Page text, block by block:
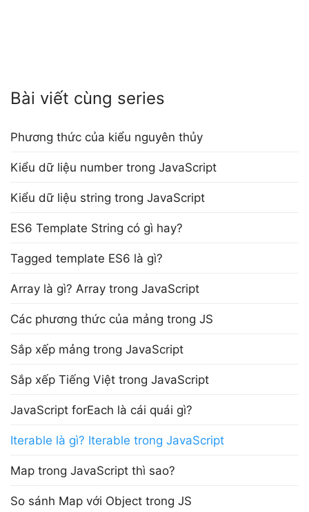
Bài viết cùng series
Phương thức của kiểu nguyên thủy
Kiểu dữ liệu number trong JavaScript
Kiểu dữ liệu string trong JavaScript
ES6 Template String có gì hay?
Tagged template ES6 là gì?
Array là gì? Array trong JavaScript
Các phương thức của mảng trong JS
Sắp xếp mảng trong JavaScript
Sắp xếp Tiếng Việt trong JavaScript
JavaScript forEach là cái quái gì?
Iterable là gì? Iterable trong JavaScript
Map trong JavaScript thì sao?
So sánh Map với Object trong JS